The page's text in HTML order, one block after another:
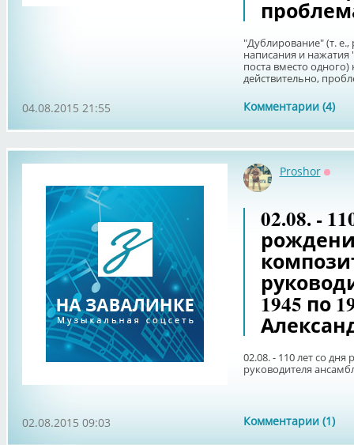
"Дублирование" (т. е.,
написания и нажатия
поста вместо
действительно,
Комментарии (4)
04.08.2015 21:55
Proshor
02.08. -
1945 по
02.08. - 110 лет со
руководителя
Комментарии (1)
02.08.2015 09:03